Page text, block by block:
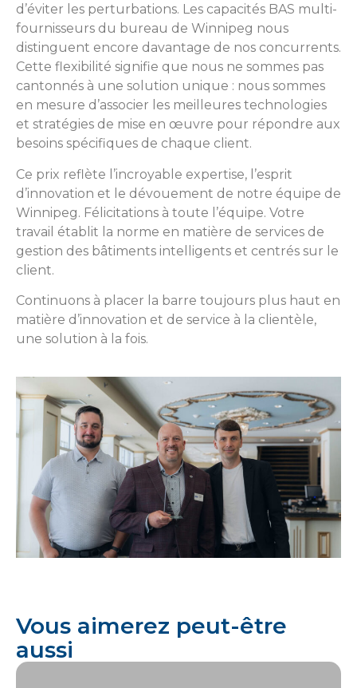
d’éviter les perturbations. Les capacités BAS multi-
fournisseurs du bureau de Winnipeg nous
distinguent encore davantage de nos concurrents.
Cette flexibilité signifie que nous ne sommes pas
cantonnés à une solution unique : nous sommes
en mesure d’associer les meilleures technologies
et stratégies de mise en œuvre pour répondre aux
besoins spécifiques de chaque client.
Ce prix reflète l’incroyable expertise, l’esprit
d’innovation et le dévouement de notre équipe de
Winnipeg. Félicitations à toute l’équipe. Votre
travail établit la norme en matière de services de
gestion des bâtiments intelligents et centrés sur le
client.
Continuons à placer la barre toujours plus haut en
matière d’innovation et de service à la clientèle,
une solution à la fois.
Vous aimerez peut-être
aussi